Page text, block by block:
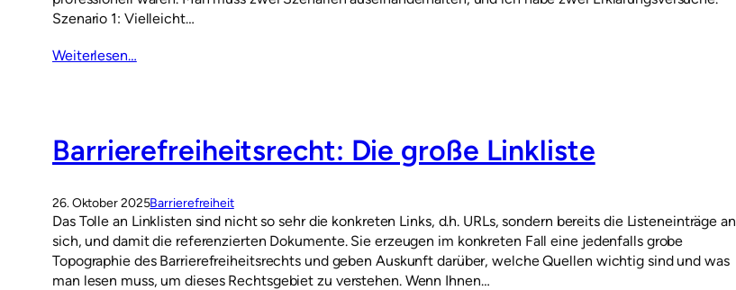
Szenario 1: Vielleicht…
Weiterlesen…
Barrierefreiheitsrecht: Die große Linkliste
26. Oktober 2025Barrierefreiheit
Das Tolle an Linklisten sind nicht so sehr die konkreten Links, d.h. URLs, sondern bereits die Listeneinträge an
sich, und damit die referenzierten Dokumente. Sie erzeugen im konkreten Fall eine jedenfalls grobe
Topographie des Barrierefreiheitsrechts und geben Auskunft darüber, welche Quellen wichtig sind und was
man lesen muss, um dieses Rechtsgebiet zu verstehen. Wenn Ihnen…